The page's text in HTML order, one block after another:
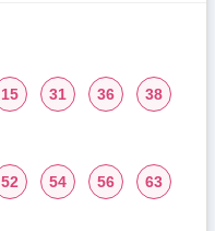
15 31 36
38
52 54 56
63